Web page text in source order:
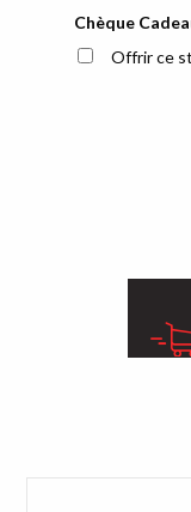
Chèque
Offrir ce